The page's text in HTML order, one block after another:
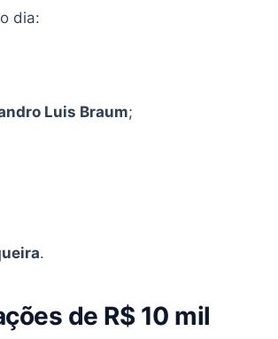
dia:
Luis Braum;
.
de R$ 10 mil